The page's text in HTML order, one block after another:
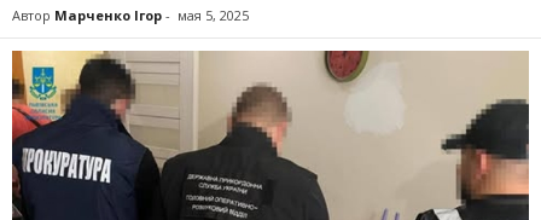
Автор Марченко Ігор - мая 5, 2025